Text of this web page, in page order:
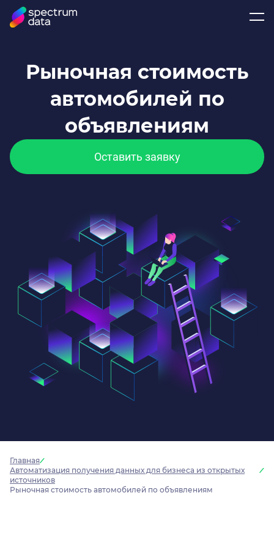
Рыночная стоимость
автомобилей по
объявлениям
Оставить заявку
Главная
Автоматизация получения данных для бизнеса из открытых
источников
Рыночная стоимость автомобилей по объявлениям